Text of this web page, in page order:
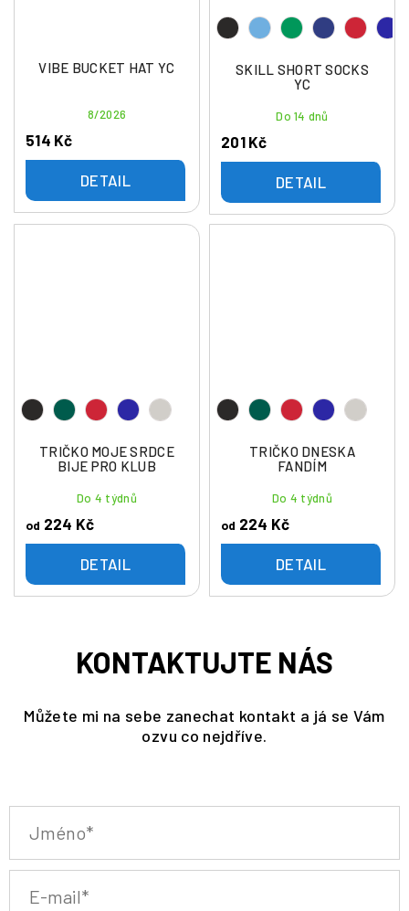
VIBE BUCKET HAT YC
8/2026
514 Kč
DETAIL
SKILL SHORT SOCKS
YC
Do 14 dnů
201 Kč
DETAIL
TRIČKO MOJE SRDCE
BIJE PRO KLUB
Do 4 týdnů
od 224 Kč
DETAIL
TRIČKO DNESKA
FANDÍM
Do 4 týdnů
od 224 Kč
DETAIL
KONTAKTUJTE NÁS
Můžete mi na sebe zanechat kontakt a já se Vám
ozvu co nejdříve.